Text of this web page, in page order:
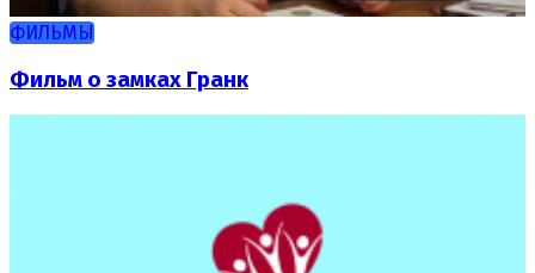
ФИЛЬМЫ
Фильм о замках Гранк